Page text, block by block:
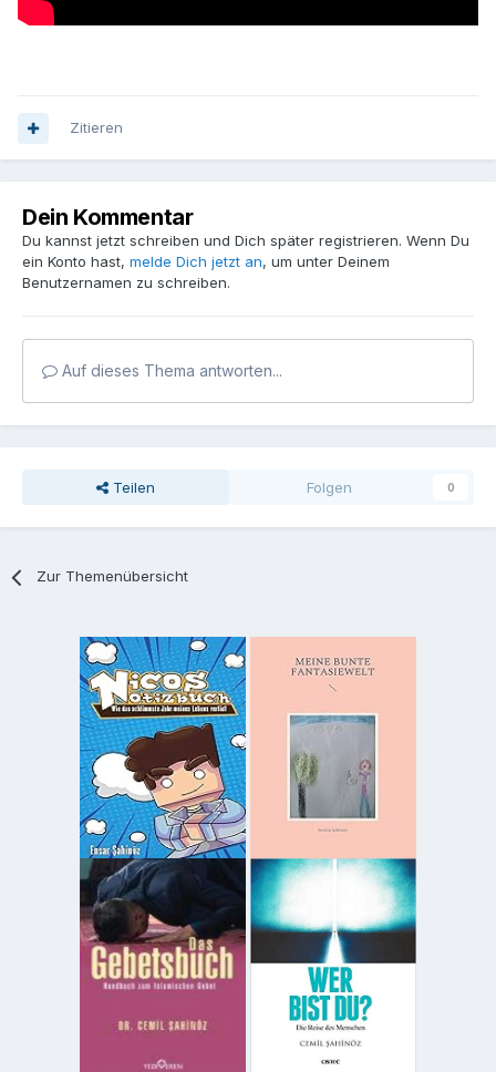
Zitieren
Dein Kommentar
Du kannst jetzt schreiben und Dich später registrieren. Wenn Du
ein Konto hast, melde Dich jetzt an, um unter Deinem
Benutzernamen zu schreiben.
Auf dieses Thema antworten...
Teilen Folgen 0
Zur Themenübersicht